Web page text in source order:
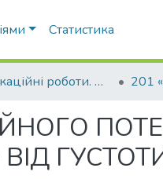
Статистика
Кваліфікаційні роботи. ННІ агротехнологій, селекції та екології 201